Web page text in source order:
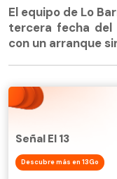
El equipo de Lo
tercera fecha
con un arranque
Señal El 13
Descubre más en 13Go